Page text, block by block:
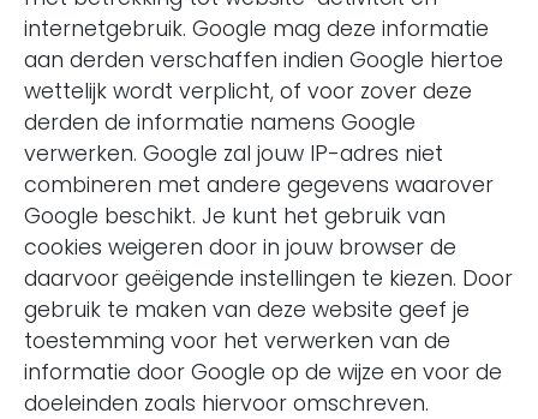
internetgebruik. Google mag deze informatie
aan derden verschaffen indien Google hiertoe
wettelijk wordt verplicht, of voor zover deze
derden de informatie namens Google
verwerken. Google zal jouw IP-adres niet
combineren met andere gegevens waarover
Google beschikt. Je kunt het gebruik van
cookies weigeren door in jouw browser de
daarvoor geëigende instellingen te kiezen. Door
gebruik te maken van deze website geef je
toestemming voor het verwerken van de
informatie door Google op de wijze en voor de
doeleinden zoals hiervoor omschreven.